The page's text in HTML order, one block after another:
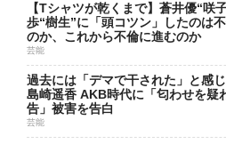
【Tシャツが乾くまで】蒼井優“咲
歩“樹生”に「頭コツン」したのは
のか、これから不倫に進むのか
芸能
過去には「デマで干された」と感
島崎遥香 AKB時代に「匂わせを疑
告」被害を告白
芸能